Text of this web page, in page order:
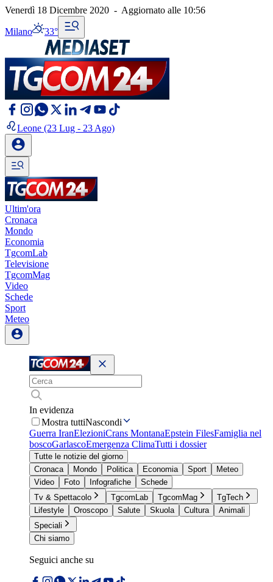
Venerdì 18 Dicembre 2020 - Aggiornato alle 10:56
Milano 33°
Leone (23 Lug - 23 Ago)
Ultim'ora
Cronaca
Mondo
Economia
TgcomLab
Televisione
TgcomMag
Video
Schede
Sport
Meteo
In evidenza
Mostra tuttiNascondi
Guerra IranElezioniCrans MontanaEpstein FilesFamiglia nel
boscoGarlascoEmergenza ClimaTutti i dossier
Tutte le notizie del giorno
Cronaca
Mondo Politica Economia Sport
Meteo
Video
Foto Infografiche
Schede
Tv & Spettacolo
TgcomLab TgcomMag
TgTech
Lifestyle
Oroscopo Salute Skuola Cultura
Animali
Speciali
Chi siamo
Seguici anche su